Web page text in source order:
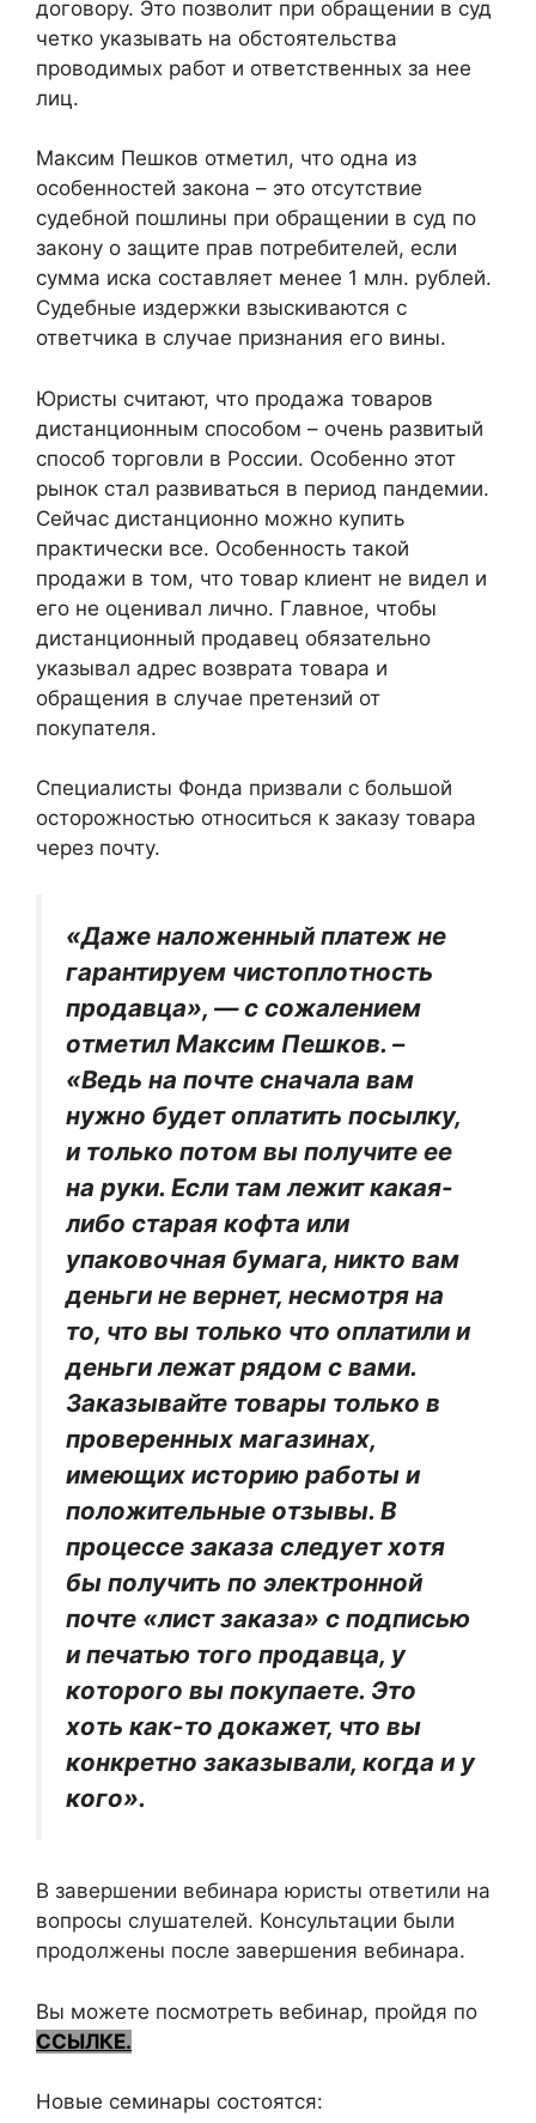
договору. Это позволит при обращении в суд
четко указывать на обстоятельства
проводимых работ и ответственных за нее
лиц.
Максим Пешков отметил, что одна из
особенностей закона – это отсутствие
судебной пошлины при обращении в суд по
закону о защите прав потребителей, если
сумма иска составляет менее 1 млн. рублей.
Судебные издержки взыскиваются с
ответчика в случае признания его вины.
Юристы считают, что продажа товаров
дистанционным способом – очень развитый
способ торговли в России. Особенно этот
рынок стал развиваться в период пандемии.
Сейчас дистанционно можно купить
практически все. Особенность такой
продажи в том, что товар клиент не видел и
его не оценивал лично. Главное, чтобы
дистанционный продавец обязательно
указывал адрес возврата товара и
обращения в случае претензий от
покупателя.
Специалисты Фонда призвали с большой
осторожностью относиться к заказу товара
через почту.
«Даже наложенный платеж не
гарантируем чистоплотность
продавца», — с сожалением
отметил Максим Пешков. –
«Ведь на почте сначала вам
нужно будет оплатить посылку,
и только потом вы получите ее
на руки. Если там лежит какая-
либо старая кофта или
упаковочная бумага, никто вам
деньги не вернет, несмотря на
то, что вы только что оплатили и
деньги лежат рядом с вами.
Заказывайте товары только в
проверенных магазинах,
имеющих историю работы и
положительные отзывы. В
процессе заказа следует хотя
бы получить по электронной
почте «лист заказа» с подписью
и печатью того продавца, у
которого вы покупаете. Это
хоть как-то докажет, что вы
конкретно заказывали, когда и у
кого».
В завершении вебинара юристы ответили на
вопросы слушателей. Консультации были
продолжены после завершения вебинара.
Вы можете посмотреть вебинар, пройдя по
ССЫЛКЕ.
Новые семинары состоятся: